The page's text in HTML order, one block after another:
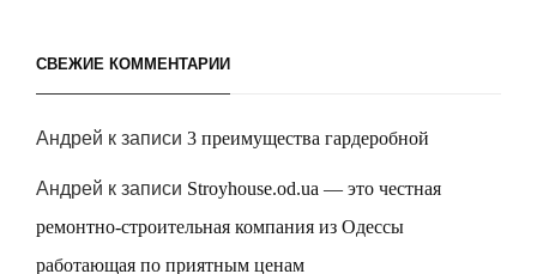
СВЕЖИЕ КОММЕНТАРИИ
Андрей к записи 3 преимущества гардеробной
Андрей к записи Stroyhouse.od.ua — это честная
ремонтно-строительная компания из Одессы
работающая по приятным ценам